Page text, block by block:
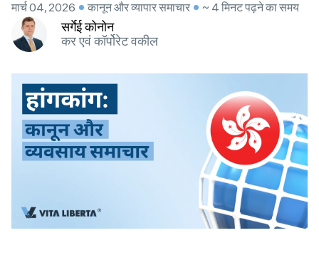
मार्च 04, 2026 कानून और व्यापार समाचार ~ 4 मिनट पढ़ने का समय
सर्गेई कोनोन
कर एवं कॉर्पोरेट वकील